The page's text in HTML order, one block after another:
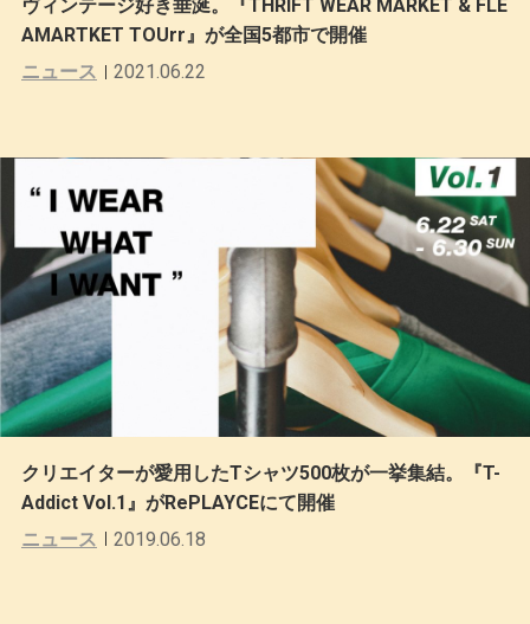
ヴィンテージ好き垂涎。『THRIFT WEAR MARKET & FLE
AMARTKET TOUrr』が全国5都市で開催
ニュース
2021.06.22
クリエイターが愛用したTシャツ500枚が一挙集結。『T-
Addict Vol.1』がRePLAYCEにて開催
ニュース
2019.06.18